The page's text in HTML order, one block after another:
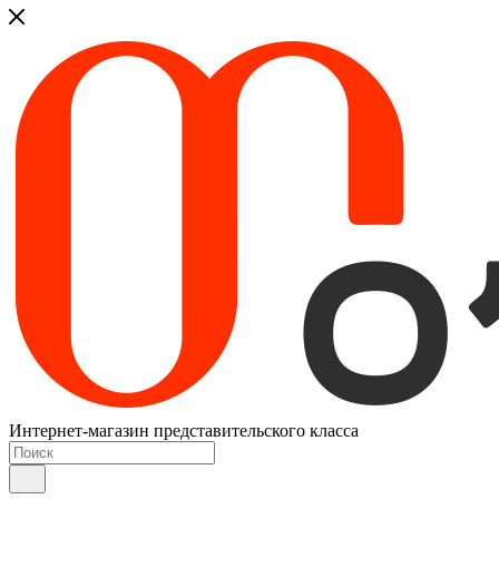
Интернет-магазин представительского класса